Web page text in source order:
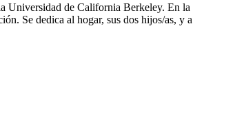
Universidad de California Berkeley. En la
Se dedica al hogar, sus dos hijos/as, y a